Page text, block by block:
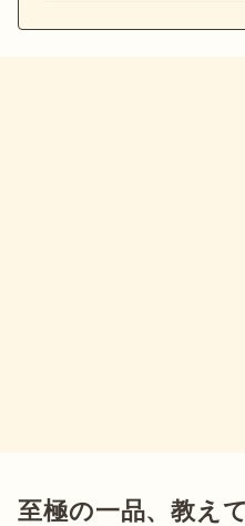
至極の一品、教え